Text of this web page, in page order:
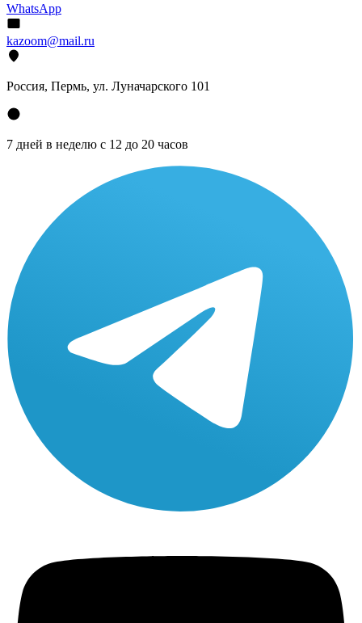
WhatsApp
kazoom@mail.ru
Россия, Пермь, ул. Луначарского 101
7 дней в неделю с 12 до 20 часов